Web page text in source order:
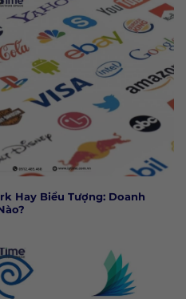
Hay Biểu Tượng: Doanh